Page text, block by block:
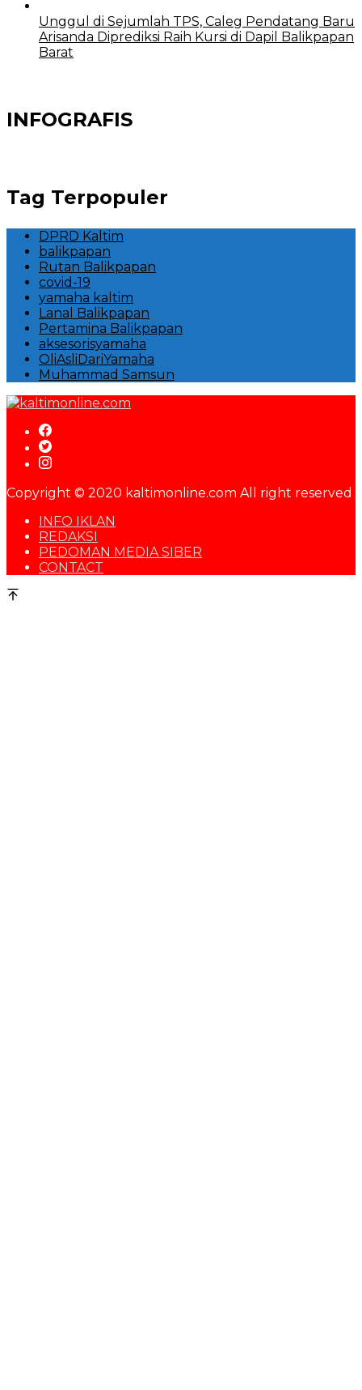
Unggul di Sejumlah TPS, Caleg Pendatang Baru
Arisanda Diprediksi Raih Kursi di Dapil Balikpapan
Barat
INFOGRAFIS
Tag Terpopuler
DPRD Kaltim
balikpapan
Rutan Balikpapan
covid-19
yamaha kaltim
Lanal Balikpapan
Pertamina Balikpapan
aksesorisyamaha
OliAsliDariYamaha
Muhammad Samsun
Copyright © 2020 kaltimonline.com All right reserved
INFO IKLAN
REDAKSI
PEDOMAN MEDIA SIBER
CONTACT